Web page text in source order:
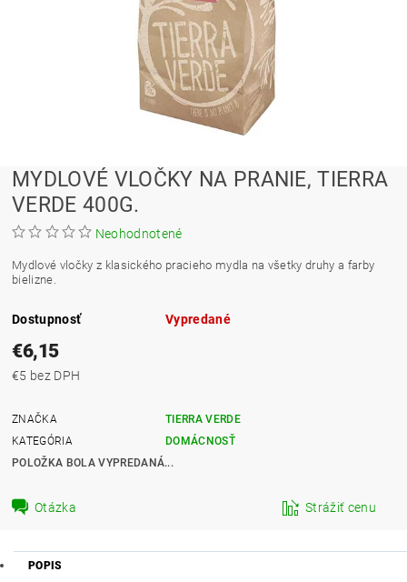
MYDLOVÉ VLOČKY NA PRANIE, TIERRA
VERDE 400G.
Neohodnotené
Mydlové vločky z klasického pracieho mydla na všetky druhy a farby
bielizne.
Dostupnosť Vypredané
€6,15
€5 bez DPH
ZNAČKA
TIERRA VERDE
KATEGÓRIA
DOMÁCNOSŤ
POLOŽKA BOLA VYPREDANÁ...
Otázka Strážiť cenu
POPIS